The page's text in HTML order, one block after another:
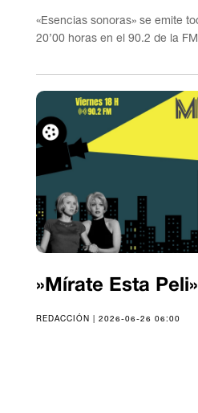
«Esencias sonoras» se emite
20’00 horas en el 90.2 de la FM
»Mírate Esta
REDACCIÓN | 2026-06-26 06:00